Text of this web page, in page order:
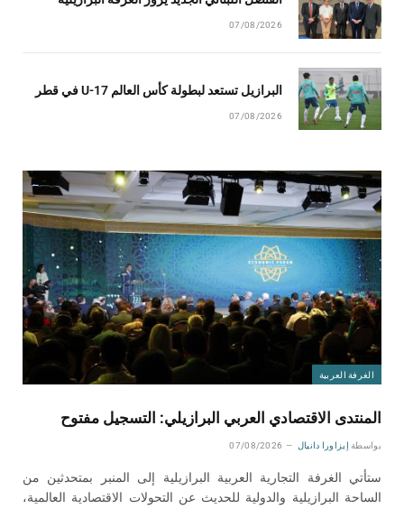
07/08/2026
البرازيل تستعد لبطولة كأس العالم U-17 في قطر
07/08/2026
الغرفة العربية
المنتدى الاقتصادي العربي البرازيلي: التسجيل مفتوح
بواسطة إيزاورا دانيال 07/08/2026
ستأتي الغرفة التجارية العربية البرازيلية إلى المنبر بمتحدثين من
الساحة البرازيلية والدولية للحديث عن التحولات الاقتصادية العالمية،